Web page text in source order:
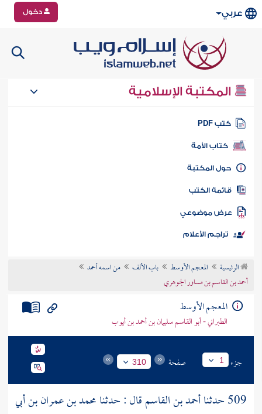
عربي دخول
المكتبة الإسلامية
كتب PDF
كتاب الأمة
المكتبة
الكتب
موضوعي
تراجم الأعلام
الرئيسية المعجم الأوسط باب الألف
من اسمه أحمد
أحمد بن القاسم بن مساور الجوهري
المعجم الأوسط
الطبراني - أبو القاسم سليمان بن أحمد بن أيوب
جزء 1 صفحة 310
509 حدثنا أحمد بن القاسمقال : حدثنامحمد بن عمران بن أبي